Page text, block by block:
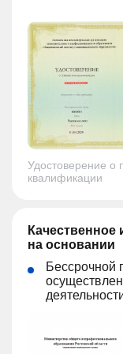
Удостоверение о
квалификации
Качественное
на основании
Бессрочной